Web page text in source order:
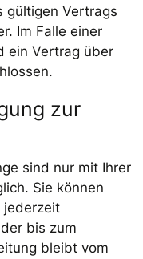
gültigen Vertrags
Im Falle einer
ein Vertrag über
zur
sind nur mit Ihrer
Sie können
jederzeit
bis zum
bleibt vom